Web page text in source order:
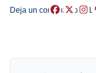
Deja un comentario /